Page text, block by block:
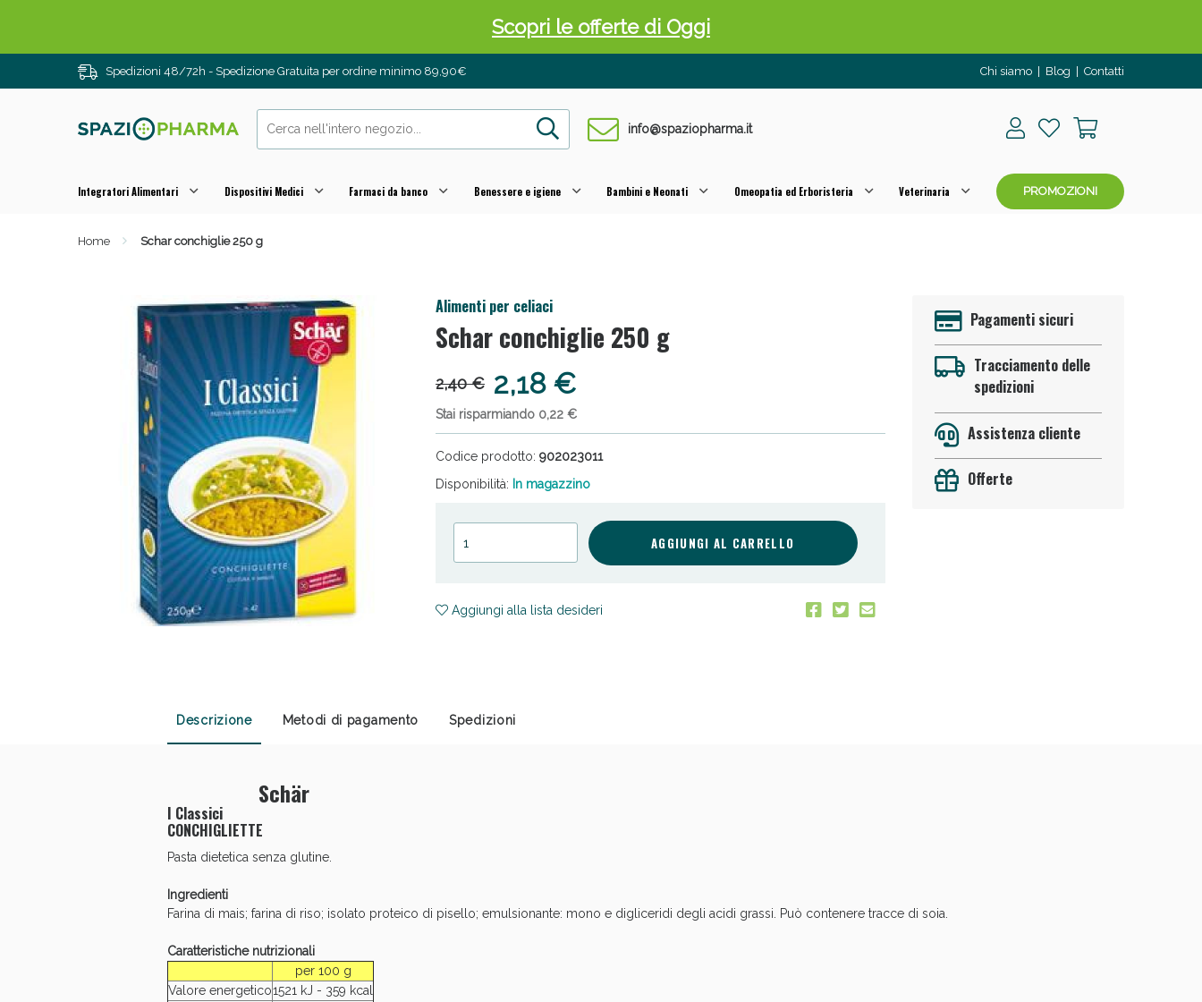
Spedizioni 48/72h - Spedizione Gratuita per ordine minimo 89,90€ Chi siamo Blog Contatti
info@spaziopharma.it
Integratori Alimentari Dispositivi Medici Farmaci da banco Benessere e igiene Bambini e Neonati Omeopatia ed Erboristeria Veterinaria PROMOZIONI
Home Schar conchiglie 250 g
Alimenti per celiaci
Schar conchiglie 250 g
2,40 € 2,18 €
Stai risparmiando 0,22 €
Codice prodotto: 902023011
Disponibilità: In magazzino
AGGIUNGI AL CARRELLO
Aggiungi alla lista desideri
Pagamenti sicuri
Tracciamento delle
spedizioni
Assistenza cliente
Offerte
Descrizione Metodi di pagamento Spedizioni
Schär
I Classici
CONCHIGLIETTE
Pasta dietetica senza glutine.
Ingredienti
Farina di mais; farina di riso; isolato proteico di pisello; emulsionante: mono e digliceridi degli acidi grassi. Può contenere tracce di soia.
Caratteristiche nutrizionali
per 100 g
Valore energetico1521 kJ - 359 kcal
Drenanti e Pancia Piatta: Sconti fino al 55% validi solo per OGGI!
Salini e Multivitaminici: oggi Sconto extra fino al 50%!
Anticellulite e Fanghi: Sconto fino al 40% valido oggi!